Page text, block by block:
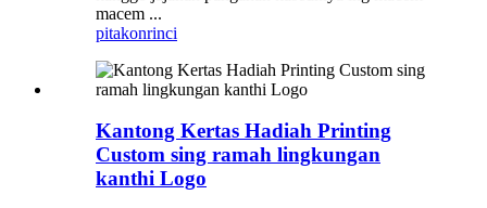
macem ...
pitakonrinci
Kantong Kertas Hadiah Printing
Custom sing ramah lingkungan
kanthi Logo